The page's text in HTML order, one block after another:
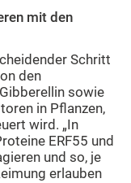
mit den
Schritt
den
sowie
in Pflanzen,
wird. „In
ERF55 und
und so, je
erlauben